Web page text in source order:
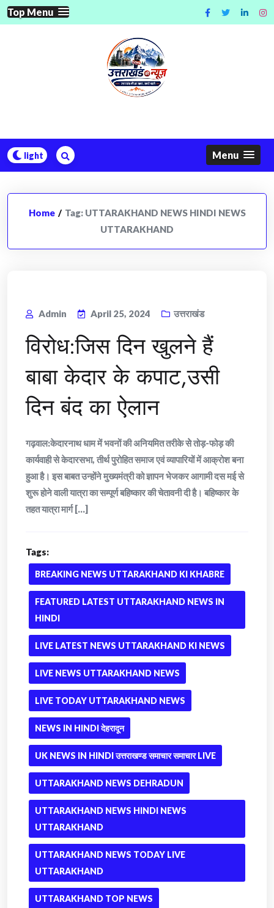
Skip
to
Top Menu
Menu
Home / Tag: UTTARAKHAND NEWS HINDI NEWS
UTTARAKHAND
Admin April 25, 2024 उत्तराखंड
विरोध:जिस दिन खुलने हैं
बाबा केदार के कपाट,उसी
दिन बंद का ऐलान
गढ़वाल:केदारनाथ धाम में भवनों की अनियमित तरीके सेे तोड़-फोड़ की
कार्यवाही से केदारसभा, तीर्थ पुरोहित समाज एवं व्यापारियों में आक्रोश बना
हुआ है। इस बाबत उन्होंने मुख्यमंत्री को ज्ञापन भेजकर आगामी दस मई से
शुरू होने वाली यात्रा का सम्पूर्ण बहिष्कार की चेतावनी दी है। बहिष्कार के
तहत यात्रा मार्ग [...]
Tags:
BREAKING NEWS UTTARAKHAND KI KHABRE
FEATURED LATEST UTTARAKHAND NEWS IN
HINDI
LIVE LATEST NEWS UTTARAKHAND KI NEWS
LIVE NEWS UTTARAKHAND NEWS
LIVE TODAY UTTARAKHAND NEWS
NEWS IN HINDI देहरादून
UK NEWS IN HINDI उत्तराखण्ड समाचार समाचार LIVE
UTTARAKHAND NEWS DEHRADUN
UTTARAKHAND NEWS HINDI NEWS
UTTARAKHAND
UTTARAKHAND NEWS TODAY LIVE
UTTARAKHAND
UTTARAKHAND TOP NEWS